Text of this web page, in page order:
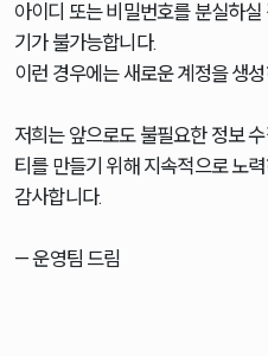
아이디 또는 비밀번호를 분실하
기가 불가능합니다.
이런 경우에는 새로운 계정을 생
저희는 앞으로도 불필요한 정보
티를 만들기 위해 지속적으로 노
감사합니다.
— 운영팀 드림